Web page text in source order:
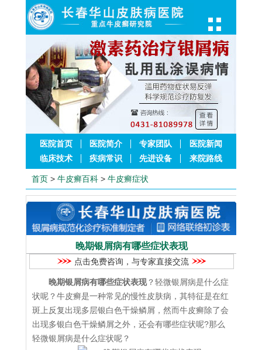
医院首页 医院简介 专家团队
医院新闻
临床技术
疾病常识 先进设备 来院路线
首页 > 牛皮癣百科 > 牛皮癣症状
晚期银屑病有哪些症状表现
点击免费咨询，与专家直接交流
晚期银屑病有哪些症状表现？轻微银屑病是什么症
状呢？牛皮癣是一种常见的慢性皮肤病，其特征是在红
斑上反复出现多层银白色干燥鳞屑，然而牛皮癣除了会
出现多银白色干燥鳞屑之外，还会有哪些症状呢?那么
轻微银屑病是什么症状呢？